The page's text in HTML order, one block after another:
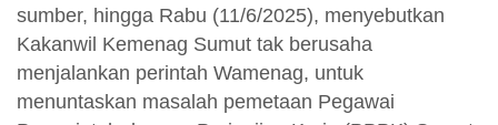
sumber, hingga Rabu (11/6/2025), menyebutkan
Kakanwil Kemenag Sumut tak berusaha
menjalankan perintah Wamenag, untuk
menuntaskan masalah pemetaan Pegawai